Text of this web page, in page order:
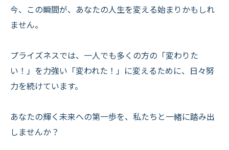
今、この瞬間が、あなたの人生を変える始まりかもしれ
ません。
プライズネスでは、一人でも多くの方の「変わりた
い！」を力強い「変われた！」に変えるために、日々努
力を続けています。
あなたの輝く未来への第一歩を、私たちと一緒に踏み出
しませんか？